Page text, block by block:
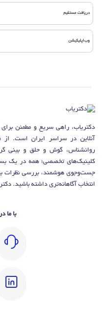
دریافت مستقیم
وب‌اپلیکیشن
دکتریاب، راهی سریع و مطمئن
آنلاین در سراسر ایران است.
روانشناس، گوش و حلق و بینی
کلینیک‌های تخصصی؛ همه در یک
جست‌وجوی هوشمند، بررسی نظرات
انتخاب آگاهانه‌تری داشته باشید.
با ما